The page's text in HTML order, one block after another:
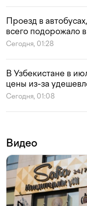
Проезд в
всего подорожало
Сегодня, 01:28
В Узбекистане в
цены из-за
Сегодня, 01:08
Видео